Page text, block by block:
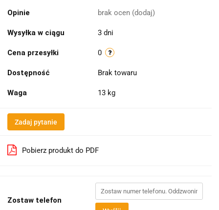
Opinie brak ocen (dodaj)
Wysyłka w ciągu 3 dni
Cena przesyłki 0
Dostępność Brak towaru
Waga 13 kg
Zadaj pytanie
Pobierz produkt do PDF
Zostaw telefon